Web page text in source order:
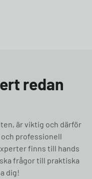
redan
är viktig och därför
professionell
finns till hands
frågor till praktiska
dig!